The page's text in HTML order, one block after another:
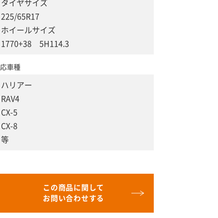
タイヤサイズ
225/65R17
ホイールサイズ
1770+38 5H114.3
車種
ハリアー
RAV4
CX-5
CX-8
等
この商品に関して
お問い合わせする